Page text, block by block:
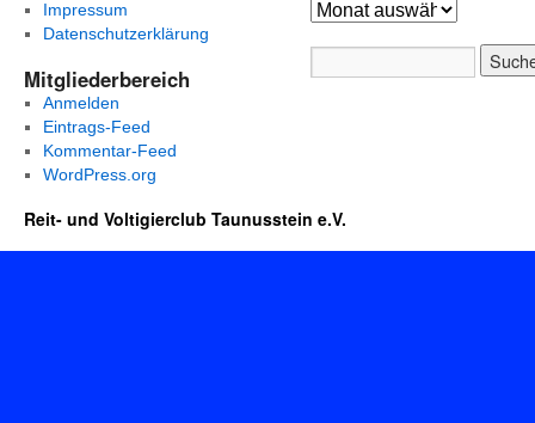
Impressum
Datenschutzerklärung
Mitgliederbereich
Anmelden
Eintrags-Feed
Kommentar-Feed
WordPress.org
Reit- und Voltigierclub Taunusstein e.V.